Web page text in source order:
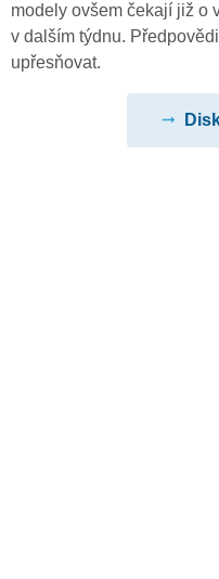
modely ovšem čekají již o
v dalším týdnu.
upřesňovat.